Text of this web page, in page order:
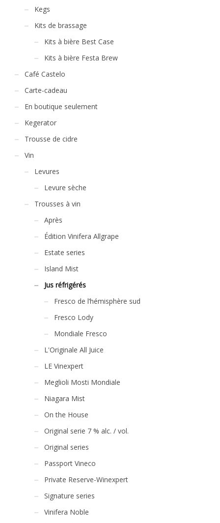
Kegs
Kits de brassage
Kits à bière Best Case
Kits à bière Festa Brew
Café Castelo
Carte-cadeau
En boutique seulement
Kegerator
Trousse de cidre
Vin
Levures
Levure sèche
Trousses à vin
Après
Édition Vinifera Allgrape
Estate series
Island Mist
Jus réfrigérés
Fresco de l’hémisphère sud
Fresco Lody
Mondiale Fresco
L'Originale All Juice
LE Vinexpert
Meglioli Mosti Mondiale
Niagara Mist
On the House
Original serie 7 % alc. / vol.
Original series
Passport Vineco
Private Reserve-Winexpert
Signature series
Vinifera Noble